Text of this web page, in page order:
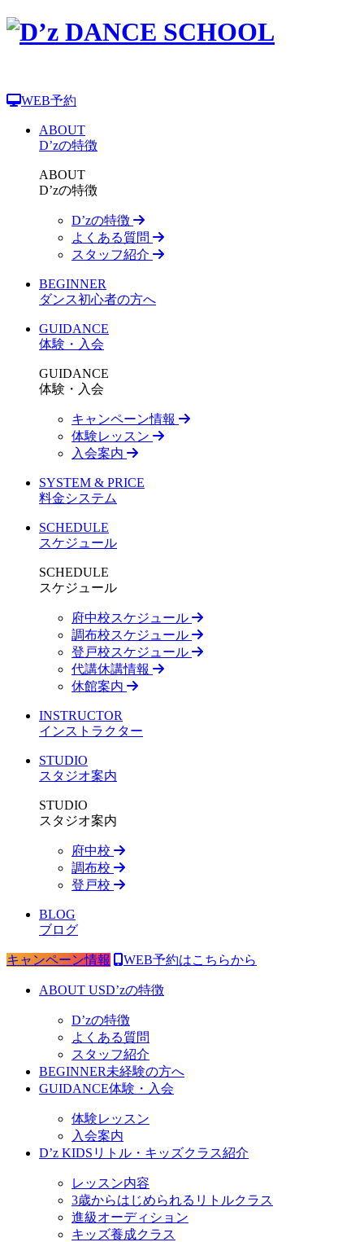
WEB予約
ABOUT
D’zの特徴
ABOUT
D’zの特徴
D’zの特徴
よくある質問
スタッフ紹介
BEGINNER
ダンス初心者の方へ
GUIDANCE
体験・入会
GUIDANCE
体験・入会
キャンペーン情報
体験レッスン
入会案内
SYSTEM & PRICE
料金システム
SCHEDULE
スケジュール
SCHEDULE
スケジュール
府中校スケジュール
調布校スケジュール
登戸校スケジュール
代講休講情報
休館案内
INSTRUCTOR
インストラクター
STUDIO
スタジオ案内
STUDIO
スタジオ案内
府中校
調布校
登戸校
BLOG
ブログ
キャンペーン情報 WEB予約はこちらから
ABOUT USD’zの特徴
D’zの特徴
よくある質問
スタッフ紹介
BEGINNER未経験の方へ
GUIDANCE体験・入会
体験レッスン
入会案内
D’z KIDS リトル・キッズクラス紹介
レッスン内容
3歳からはじめられるリトルクラス
進級オーディション
キッズ養成クラス